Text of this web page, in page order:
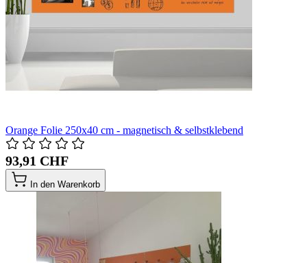
Orange Folie 250x40 cm - magnetisch & selbstklebend
93,91 CHF
In den Warenkorb